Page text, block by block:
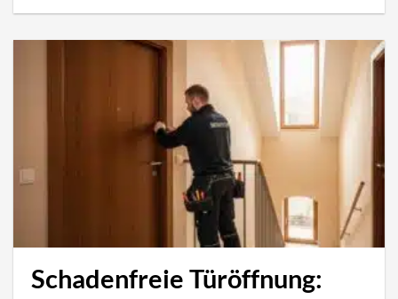
Schadenfreie Türöffnung: